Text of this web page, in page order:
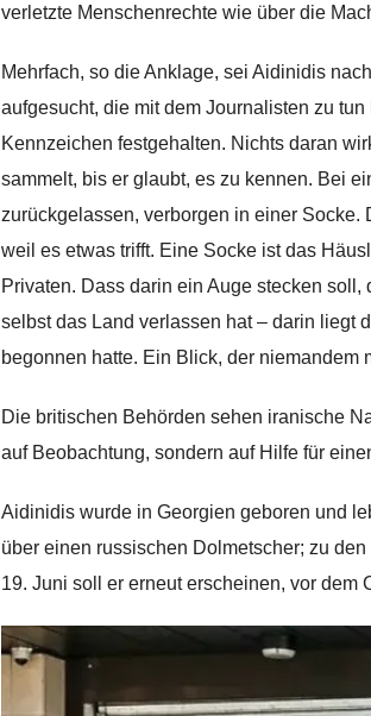
verletzte Menschenrechte wie über die
Mehrfach, so die Anklage, sei Aidinidis
aufgesucht, die mit dem Journalisten zu
Kennzeichen festgehalten. Nichts daran
sammelt, bis er glaubt, es zu kennen. Bei
zurückgelassen, verborgen in einer
weil es etwas trifft. Eine Socke ist das
Privaten. Dass darin ein Auge stecken
selbst das Land verlassen hat – darin liegt
begonnen hatte. Ein Blick, der niemandem
Die britischen Behörden sehen iranische
auf Beobachtung, sondern auf Hilfe für
Aidinidis wurde in Georgien geboren und
über einen russischen Dolmetscher; zu
19. Juni soll er erneut erscheinen, vor dem